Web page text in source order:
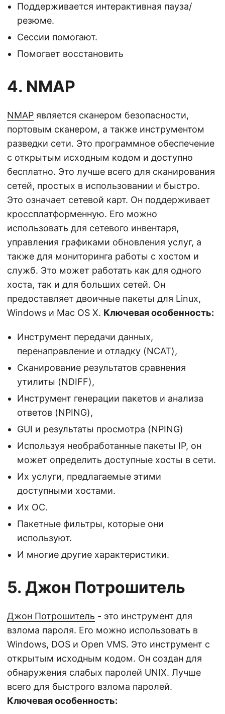
Поддерживается интерактивная пауза/
резюме.
Сессии помогают.
Помогает восстановить
4. NMAP
NMAP является сканером безопасности,
портовым сканером, а также инструментом
разведки сети. Это программное обеспечение
с открытым исходным кодом и доступно
бесплатно. Это лучше всего для сканирования
сетей, простых в использовании и быстро.
Это означает сетевой карт. Он поддерживает
кроссплатформенную. Его можно
использовать для сетевого инвентаря,
управления графиками обновления услуг, а
также для мониторинга работы с хостом и
служб. Это может работать как для одного
хоста, так и для больших сетей. Он
предоставляет двоичные пакеты для Linux,
Windows и Mac OS X. Ключевая особенность:
Инструмент передачи данных,
перенаправление и отладку (NCAT),
Сканирование результатов сравнения
утилиты (NDIFF),
Инструмент генерации пакетов и анализа
ответов (NPING),
GUI и результаты просмотра (NPING)
Используя необработанные пакеты IP, он
может определить доступные хосты в сети.
Их услуги, предлагаемые этими
доступными хостами.
Их ОС.
Пакетные фильтры, которые они
используют.
И многие другие характеристики.
5. Джон Потрошитель
Джон Потрошитель - это инструмент для
взлома пароля. Его можно использовать в
Windows, DOS и Open VMS. Это инструмент с
открытым исходным кодом. Он создан для
обнаружения слабых паролей UNIX. Лучше
всего для быстрого взлома паролей.
Ключевая особенность: